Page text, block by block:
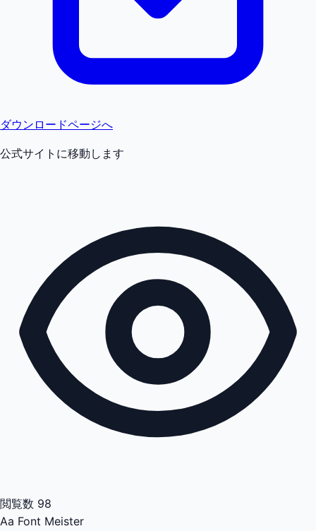
ダウンロードページへ
公式サイトに移動します
閲覧数 98
Aa Font Meister